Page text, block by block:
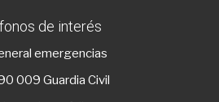
de interés
emergencias
009 Guardia Civil